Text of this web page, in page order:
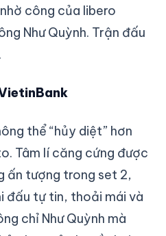
công của libero
Như Quỳnh. Trận đấu
thể “hủy diệt” hơn
Tâm lí căng cứng được
ấn tượng trong set 2,
đấu tự tin, thoải mái và
chỉ Như Quỳnh mà